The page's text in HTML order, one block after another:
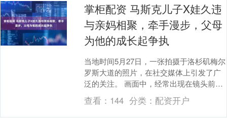
掌柜配资 马斯克儿子X娃久违
与亲妈相聚，牵手漫步，父母
为他的成长起争执
当地时间5月27日，一张拍摄于洛杉矶梅尔
罗斯大道的照片，在社交媒体上引发了广
泛的关注。 画面中，经常出现在镜头前的
X A-Xii（昵称：X娃），抱着一只绿色的
玩....
查看： 144 分类： 配资开户